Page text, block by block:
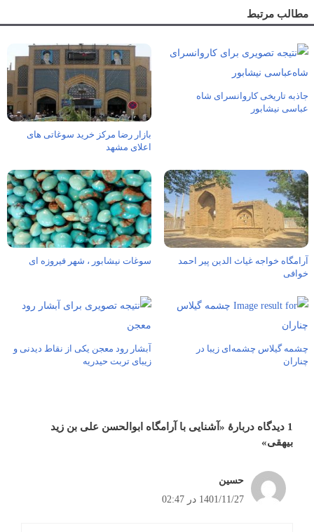
مطالب مرتبط
جاذبه تاریخی کاروانسرای شاه‌
عباسی نیشابور
بازار رضا مرکز خرید سوغاتی های
اعلای مشهد
آرامگاه خواجه غیاث‏ الدین پیر احمد
خوافى
سوغات نیشابور ، شهر فیروزه ای
چشمه گیلاس چشمه‌ای زیبا در
چناران
آبشار رود معجن یکی از نقاط دیدنی و
زیبای تربت حیدریه
1 دیدگاه دربارهٔ «آشنایی با آرامگاه ابوالحسن علی بن زید
بیهقی»
حسین
1401/11/27 در 02:47